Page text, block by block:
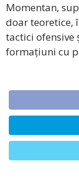
Momentan,
doar teoretice,
tactici ofensive
formațiuni cu